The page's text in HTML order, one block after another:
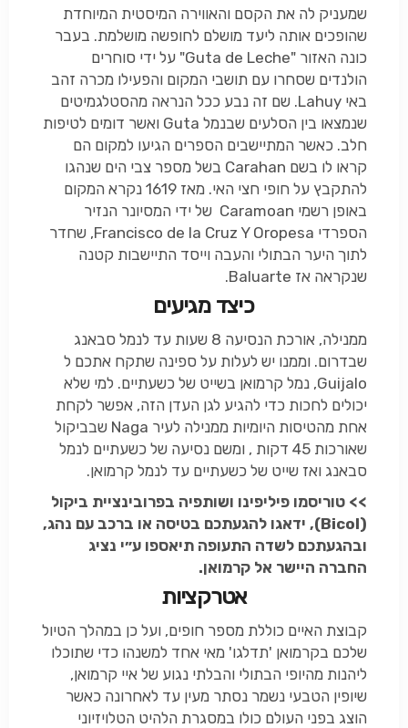
שמעניק לה את הקסם והאווירה המיסטית המיוחדת
שהופכים אותה ליעד מושלם לחופשה מושלמת. בעבר
כונה האזור "Guta de Leche" על ידי סוחרים
הולנדים שסחרו עם תושבי המקום והפעילו מכרה זהב
באי Lahuy. שם זה נבע ככל הנראה מהסטלגמיטים
שנמצאו בין הסלעים שבנמל Guta ואשר דומים לטיפות
חלב. כאשר המתיישבים הספרים הגיעו למקום הם
קראו לו בשם Carahan בשל מספר צבי הים שנהגו
להתקבץ על חופי חצי האי. מאז 1619 נקרא המקום
באופן רשמי Caramoan של ידי המסיונר הנזיר
הספרדי Francisco de la Cruz Y Oropesa, שחדר
לתוך היער הבתולי והעבה וייסד התיישבות קטנה
שנקראה אז Baluarte.
כיצד מגיעים
ממנילה, אורכת הנסיעה 8 שעות עד לנמל סבאנג
שבדרום. וממנו יש לעלות על ספינה שתקח אתכם ל
Guijalo, נמל קרמואן בשייט של כשעתיים. למי שלא
יכולים לחכות כדי להגיע לגן העדן הזה, אפשר לקחת
אחת מהטיסות היומיות ממנילה לעיר Naga שבביקול
שאורכות 45 דקות , ומשם נסיעה של כשעתיים לנמל
סבאנג ואז שייט של כשעתיים עד לנמל קרמואן.
>> טוריסמו פיליפינו ושותפיה בפרובינציית ביקול
(Bicol), ידאגו להגעתכם בטיסה או ברכב עם נהג,
ובהגעתכם לשדה התעופה תיאספו ע״י נציג
החברה היישר אל קרמואן.
אטרקציות
קבוצת האיים כוללת מספר חופים, ועל כן במהלך הטיול
שלכם בקרמואן 'תדלגו' מאי אחד למשנהו כדי שתוכלו
ליהנות מהיופי הבתולי והבלתי נגוע של איי קרמואן,
שיופין הטבעי נשמר נסתר מעין עד לאחרונה כאשר
הוצג בפני העולם כולו במסגרת הלהיט הטלויזיוני